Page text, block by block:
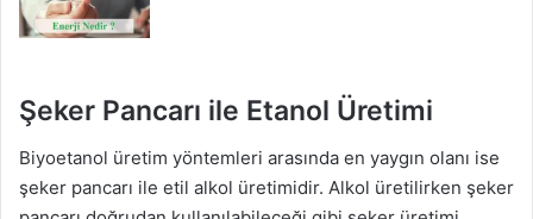
Şeker Pancarı ile Etanol Üretimi
Biyoetanol üretim yöntemleri arasında en yaygın olanı ise
şeker pancarı ile etil alkol üretimidir. Alkol üretilirken şeker